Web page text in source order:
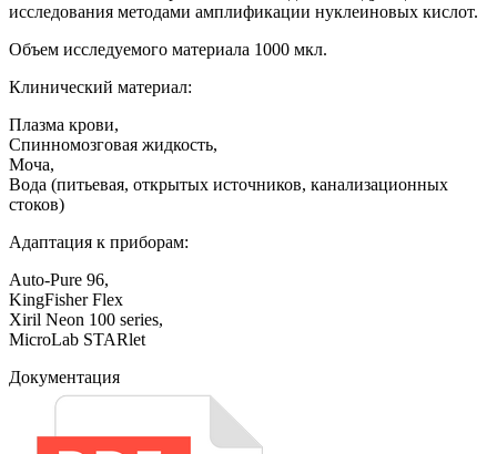
исследования методами амплификации нуклеиновых кислот.
Объем исследуемого материала 1000 мкл.
Клинический материал:
Плазма крови,
Спинномозговая жидкость,
Моча,
Вода (питьевая, открытых источников, канализационных
стоков)
Адаптация к приборам:
Auto-Pure 96,
KingFisher Flex
Xiril Neon 100 series,
MicroLab STARlet
Документация